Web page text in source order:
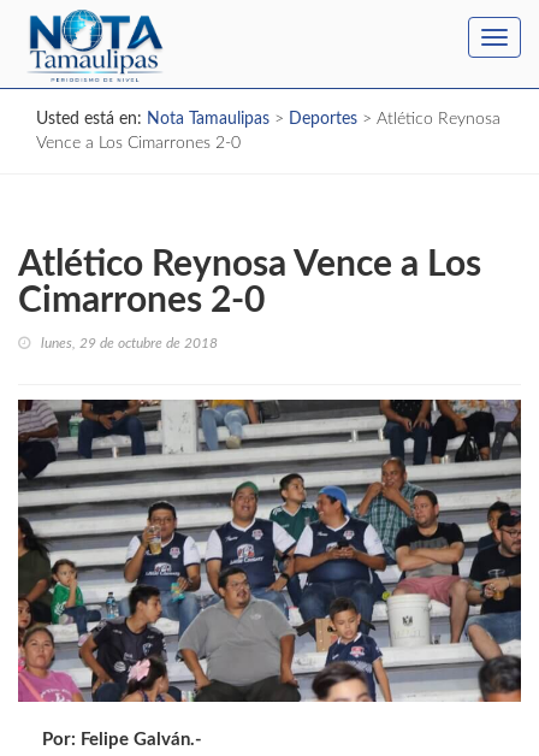
Usted está en: Nota Tamaulipas > Deportes > Atlético Reynosa
Vence a Los Cimarrones 2-0
Atlético Reynosa Vence a Los
Cimarrones 2-0
lunes, 29 de octubre de 2018
Por: Felipe Galván.-